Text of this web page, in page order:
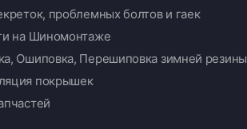
проблемных болтов и гаек
на Шиномонтаже
Ошиповка, Перешиповка зимней резины
покрышек